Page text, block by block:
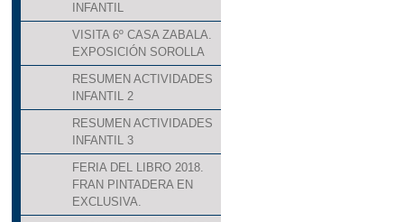
INFANTIL
VISITA 6º CASA ZABALA.
EXPOSICIÓN SOROLLA
RESUMEN ACTIVIDADES
INFANTIL 2
RESUMEN ACTIVIDADES
INFANTIL 3
FERIA DEL LIBRO 2018.
FRAN PINTADERA EN
EXCLUSIVA.